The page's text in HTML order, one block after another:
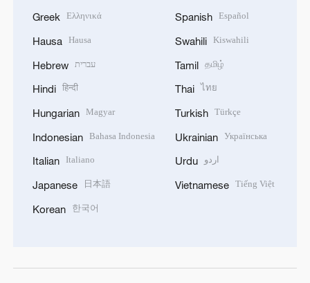
Greek Ελληνικά
Hausa Hausa
Hebrew עברית
Hindi हिन्दी
Hungarian Magyar
Indonesian Bahasa Indonesia
Italian Italiano
Japanese 日本語
Korean 한국어
Spanish Español
Swahili Kiswahili
Tamil தமிழ்
Thai ไทย
Turkish Türkçe
Ukrainian Українська
Urdu اردو
Vietnamese Tiếng Việt